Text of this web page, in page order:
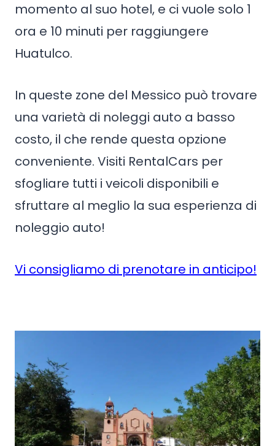
momento al suo hotel, e ci vuole solo 1
ora e 10 minuti per raggiungere
Huatulco.
In queste zone del Messico può trovare
una varietà di noleggi auto a basso
costo, il che rende questa opzione
conveniente. Visiti RentalCars per
sfogliare tutti i veicoli disponibili e
sfruttare al meglio la sua esperienza di
noleggio auto!
Vi consigliamo di prenotare in anticipo!